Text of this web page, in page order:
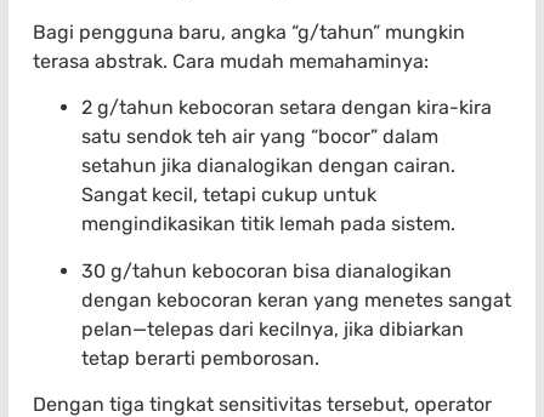
Bagi pengguna baru, angka “g/tahun” mungkin
terasa abstrak. Cara mudah memahaminya:
2 g/tahun kebocoran setara dengan kira-kira
satu sendok teh air yang “bocor” dalam
setahun jika dianalogikan dengan cairan.
Sangat kecil, tetapi cukup untuk
mengindikasikan titik lemah pada sistem.
30 g/tahun kebocoran bisa dianalogikan
dengan kebocoran keran yang menetes sangat
pelan—telepas dari kecilnya, jika dibiarkan
tetap berarti pemborosan.
Dengan tiga tingkat sensitivitas tersebut, operator